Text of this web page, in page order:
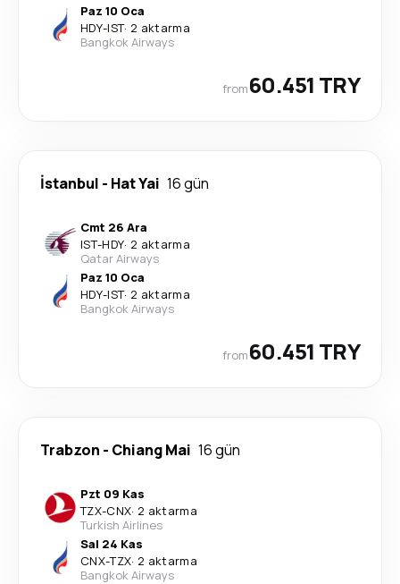
Paz 10 Oca
HDY-IST· 2 aktarma
Bangkok Airways
from60.451 TRY
İstanbul - Hat Yai 16 gün
Cmt 26 Ara
IST-HDY· 2 aktarma
Qatar Airways
Paz 10 Oca
HDY-IST· 2 aktarma
Bangkok Airways
from60.451 TRY
Trabzon - Chiang Mai 16 gün
Pzt 09 Kas
TZX-CNX· 2 aktarma
Turkish Airlines
Sal 24 Kas
CNX-TZX· 2 aktarma
Bangkok Airways